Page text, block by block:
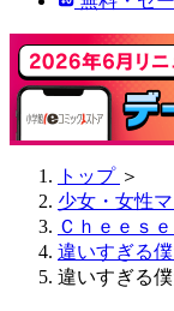
トップ ＞
少女・女性
Ｃｈｅｅｓｅ
違いすぎる
違いすぎる